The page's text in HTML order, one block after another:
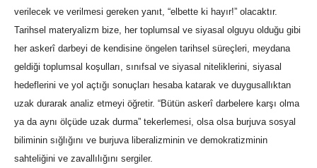
verilecek ve verilmesi gereken yanıt, “elbette ki hayır!” olacaktır.
Tarihsel materyalizm bize, her toplumsal ve siyasal olguyu olduğu gibi
her askerî darbeyi de kendisine öngelen tarihsel süreçleri, meydana
geldiği toplumsal koşulları, sınıfsal ve siyasal niteliklerini, siyasal
hedeflerini ve yol açtığı sonuçları hesaba katarak ve duygusallıktan
uzak durarak analiz etmeyi öğretir. “Bütün askerî darbelere karşı olma
ya da aynı ölçüde uzak durma” tekerlemesi, olsa olsa burjuva sosyal
biliminin sığlığını ve burjuva liberalizminin ve demokratizminin
sahteliğini ve zavallılığını sergiler.